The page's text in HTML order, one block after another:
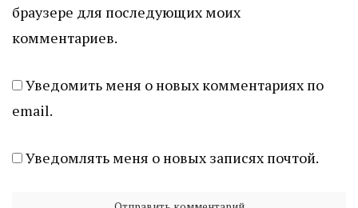
браузере для последующих моих
комментариев.
Уведомить меня о новых комментариях по
email.
Уведомлять меня о новых записях почтой.